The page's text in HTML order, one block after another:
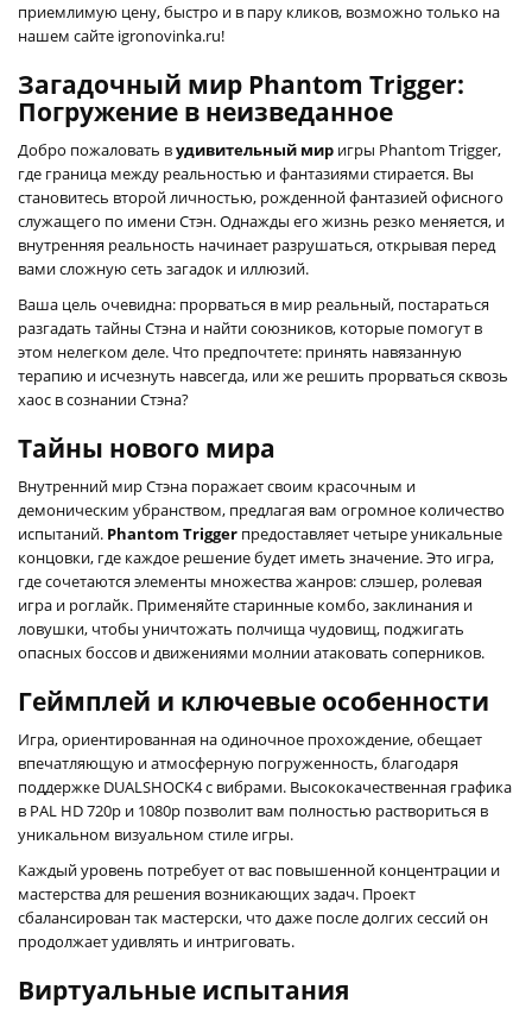
приемлимую цену, быстро и в пару кликов, возможно только на
нашем сайте igronovinka.ru!
Загадочный мир Phantom Trigger:
Погружение в неизведанное
Добро пожаловать вудивительный мир игры Phantom Trigger,
где граница между реальностью и фантазиями стирается. Вы
становитесь второй личностью, рожденной фантазией офисного
служащего по имени Стэн. Однажды его жизнь резко меняется, и
внутренняя реальность начинает разрушаться, открывая перед
вами сложную сеть загадок и иллюзий.
Ваша цель очевидна: прорваться в мир реальный, постараться
разгадать тайны Стэна и найти союзников, которые помогут в
этом нелегком деле. Что предпочтете: принять навязанную
терапию и исчезнуть навсегда, или же решить прорваться сквозь
хаос в сознании Стэна?
Тайны нового мира
Внутренний мир Стэна поражает своим красочным и
демоническим убранством, предлагая вам огромное количество
испытаний. Phantom Trigger предоставляет четыре уникальные
концовки, где каждое решение будет иметь значение. Это игра,
где сочетаются элементы множества жанров: слэшер, ролевая
игра и роглайк. Применяйте старинные комбо, заклинания и
ловушки, чтобы уничтожать полчища чудовищ, поджигать
опасных боссов и движениями молнии атаковать соперников.
Геймплей и ключевые особенности
Игра, ориентированная на одиночное прохождение, обещает
впечатляющую и атмосферную погруженность, благодаря
поддержке DUALSHOCK4 с вибрами. Высококачественная графика
в PAL HD 720p и 1080p позволит вам полностью раствориться в
уникальном визуальном стиле игры.
Каждый уровень потребует от вас повышенной концентрации и
мастерства для решения возникающих задач. Проект
сбалансирован так мастерски, что даже после долгих сессий он
продолжает удивлять и интриговать.
Виртуальные испытания